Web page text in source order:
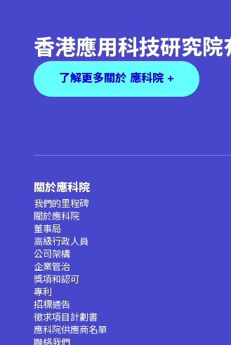
香港應用科技研究院
了解更多關於 應科院 +
關於應科院
我們的里程碑
關於應科院
董事局
高級行政人員
公司架構
企業管治
獎項和認可
專利
招標通告
徵求項目計劃書
應科院供應商名單